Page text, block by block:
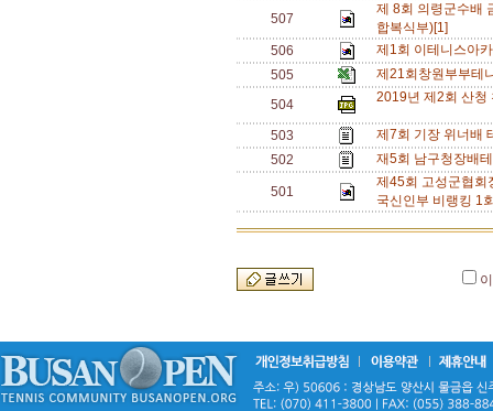
507
제 8회 의령군수배
합복식부)[1]
506
제1회 이테니스아
505
제21회창원부부테
504
2019년 제2회 산청
503
제7회 기장 위너배
502
재5회 남구청장배
501
제45회 고성군협회
국신인부 비랭킹 1